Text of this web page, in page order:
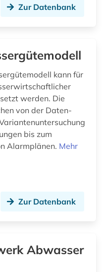
grundwasserverschmutzung (1)
Zur Datenbank
kann für
werden. Die
von der Daten-
bis zum
Alarmplänen. Mehr
Zur Datenbank
Abwasser